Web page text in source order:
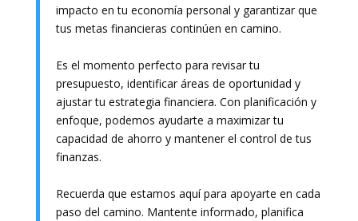
impacto en tu economía personal y garantizar que
tus metas financieras continúen en camino.
Es el momento perfecto para revisar tu
presupuesto, identificar áreas de oportunidad y
ajustar tu estrategia financiera. Con planificación y
enfoque, podemos ayudarte a maximizar tu
capacidad de ahorro y mantener el control de tus
finanzas.
Recuerda que estamos aquí para apoyarte en cada
paso del camino. Mantente informado, planifica